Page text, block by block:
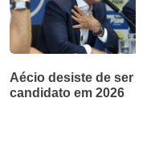
Aécio desiste de ser
candidato em 2026